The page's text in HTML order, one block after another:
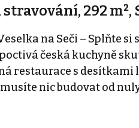
292 m²,
na Seči – Splňte
česká kuchyně
restaurace s
nic budovat od